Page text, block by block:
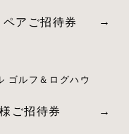
アご招待券
ゴルフ＆ログハウ
ご招待券